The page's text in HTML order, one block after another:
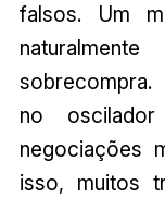
falsos. Um
no
negociações
isso, muitos